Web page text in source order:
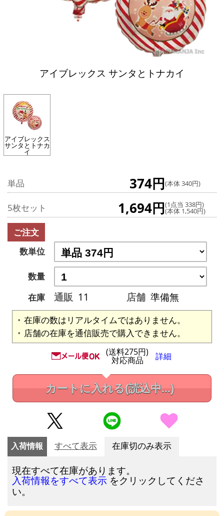
アイブレックス サンタとトナカイ
アイブレックス
サンタとトナカ
イ
単品 374円(本体 340円)
5枚セット 1,694円(1点当 338円)
(本体 1,540円)
ご注文
数単位
数量
在庫
通販 11 店舗 準備無
在庫の数はリアルタイムではありません。
店舗の在庫を通信販売で購入できません。
(送料275円)
対応商品 詳細
カートに入れる(読込中...)
入荷情報 すべて表示 在庫切のみ表示
現在すべて在庫があります。
入荷情報をすべて表示 をクリックしてくださ
い。